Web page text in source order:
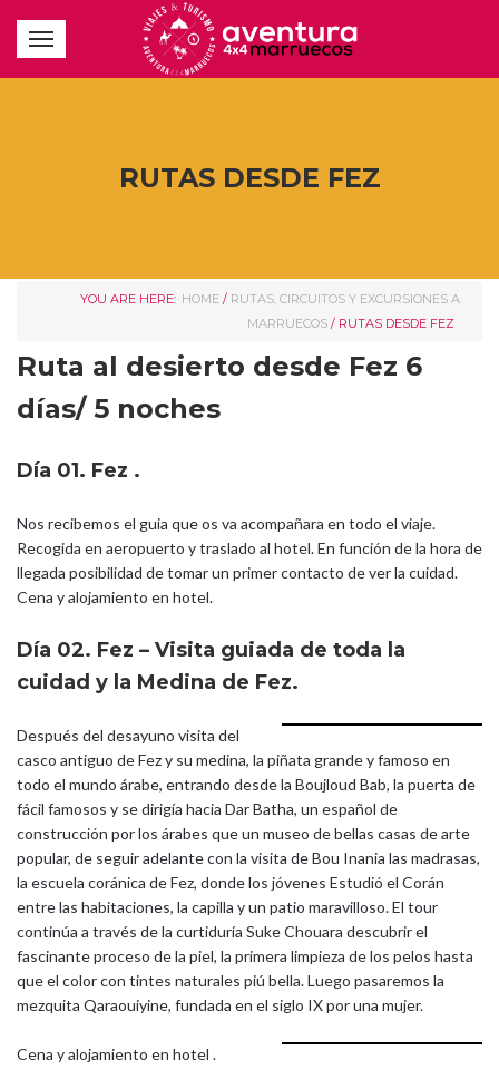
RUTAS DESDE FEZ
YOU ARE HERE: HOME / RUTAS, CIRCUITOS Y EXCURSIONES A
MARRUECOS / RUTAS DESDE FEZ
Ruta al desierto desde Fez 6
días/ 5 noches
Día 01. Fez .
Nos recibemos el guia que os va acompañara en todo el viaje.
Recogida en aeropuerto y traslado al hotel. En función de la hora de
llegada posibilidad de tomar un primer contacto de ver la cuidad.
Cena y alojamiento en hotel.
Día 02. Fez – Visita guiada de toda la
cuidad y la Medina de Fez.
Después del desayuno visita del
casco antiguo de Fez y su medina, la piñata grande y famoso en
todo el mundo árabe, entrando desde la Boujloud Bab, la puerta de
fácil famosos y se dirigía hacia Dar Batha, un español de
construcción por los árabes que un museo de bellas casas de arte
popular, de seguir adelante con la visita de Bou Inania las madrasas,
la escuela coránica de Fez, donde los jóvenes Estudió el Corán
entre las habitaciones, la capilla y un patio maravilloso. El tour
continúa a través de la curtiduría Suke Chouara descubrir el
fascinante proceso de la piel, la primera limpieza de los pelos hasta
que el color con tintes naturales piú bella. Luego pasaremos la
mezquita Qaraouiyine, fundada en el siglo IX por una mujer.
Cena y alojamiento en hotel .